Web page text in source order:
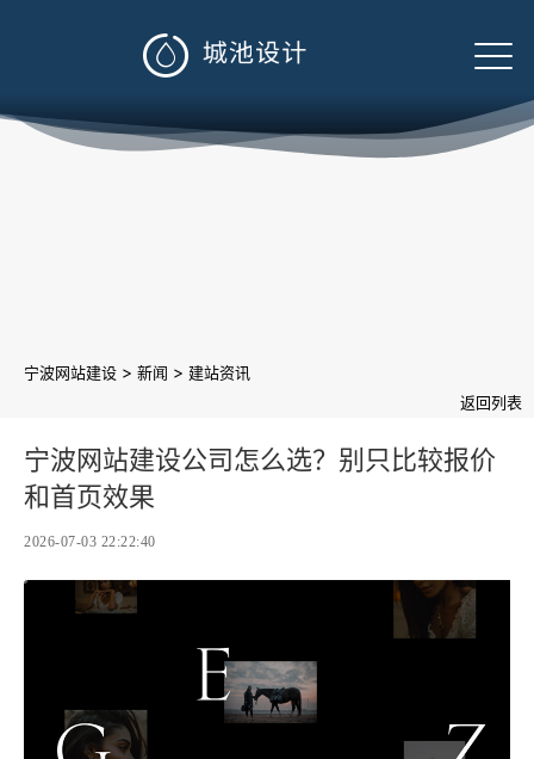

宁波网站建设 > 新闻 > 建站资讯
返回列表
宁波网站建设公司怎么选？别只比较报价
和首页效果
2026-07-03 22:22:40